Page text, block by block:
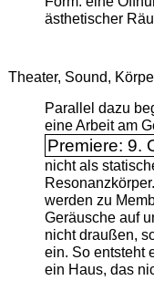
ästhetischer
Theater, Sound,
Parallel dazu
eine Arbeit am
Premiere: 9.
nicht als
werden zu
Geräusche auf
nicht draußen,
ein. So entsteht
ein Haus, das